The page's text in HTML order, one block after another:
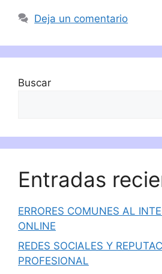
Deja un comentario
Buscar
Entradas
ERRORES COMUNES AL
ONLINE
REDES SOCIALES Y
PROFESIONAL